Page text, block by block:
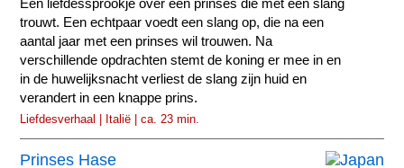
Een liefdessprookje over een prinses die met een slang
trouwt. Een echtpaar voedt een slang op, die na een
aantal jaar met een prinses wil trouwen. Na
verschillende opdrachten stemt de koning er mee in en
in de huwelijksnacht verliest de slang zijn huid en
verandert in een knappe prins.
Liefdesverhaal | Italië | ca. 23 min.
Prinses Hase